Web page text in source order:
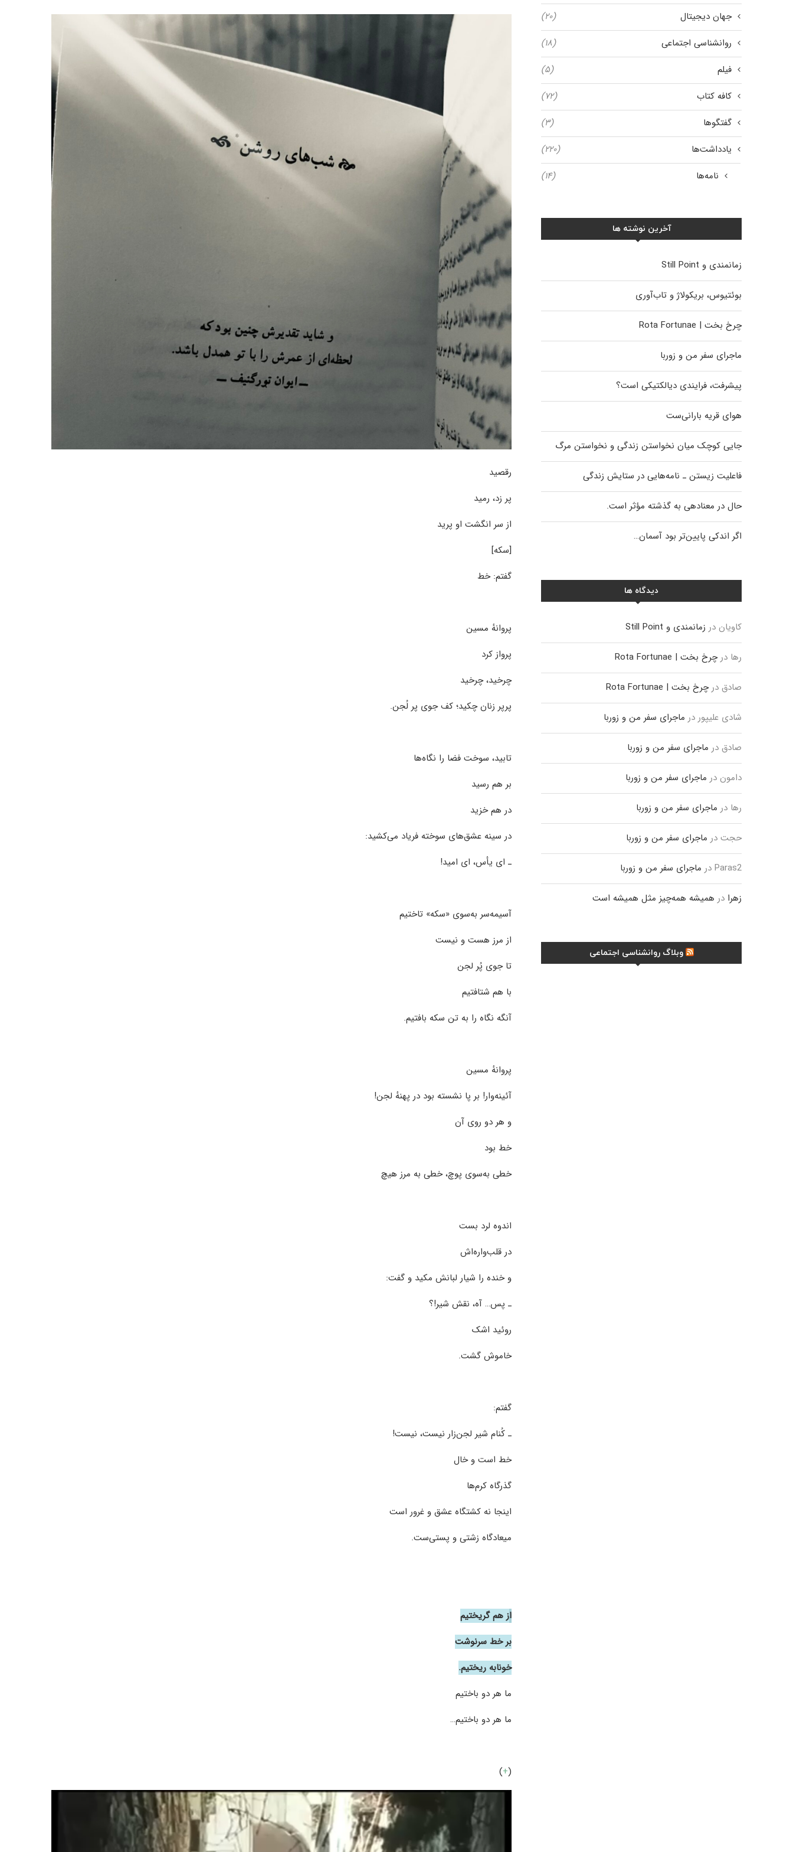
رقصید
پر زد، رمید
از سر انگشت او پرید
[سکه]
گفتم: خط
پروانهٔ مسین
پرواز کرد
چرخید، چرخید
پرپر زنان چکید؛ کف جوی پر لُجن.
تابید، سوخت فضا را نگاه‌ها
بر هم رسید
در هم خزید
در سینه عشق‌های سوخته فریاد می‌کشید:
ـ ای یأس، ای امید!
آسیمه‌سر به‌سوی «سکه» تاختیم
از مرز هست و نیست
تا جوی پُر لجن
با هم شتافتیم
آنگه نگاه را به تن سکه بافتیم.
پروانهٔ مسین
آئینه‌وار! بر پا نشسته بود در پهنهٔ لجن!
و هر دو روی آن
خط بود
خطی به‌سوی پوچ، خطی به مرز هیچ
اندوه لرد بست
در قلب‌واره‌اش
و خنده را شیار لبانش مکید و گفت:
ـ پس… آه، نقش شیر!؟
روئید اشک
خاموش گشت.
گفتم:
ـ کُنام شیر لجن‌زار نیست، نیست!
خط است و خال
گذرگاه کرم‌ها
اینجا نه کشتگاه عشق و غرور است
میعادگاه زشتی و پستی‌ست.
از هم گریختیم
بر خط سرنوشت
خونابه ریختیم.
ما هر دو باختیم
ما هر دو باختیم…
(
+
)
جهان دیجیتال
(۲۰)
روانشناسی اجتماعی
(۱۸)
فیلم
(۵)
کافه کتاب
(۷۲)
گفتگوها
(۳)
یادداشت‌ها
(۲۲۰)
نامه‌ها
(۱۴)
آخرین نوشته ها
زمانمندی و Still Point
بوئتیوس، بریکولاژ و تاب‌آوری
چرخ بخت | Rota Fortunae
ماجرای سفر من و زوربا
پیشرفت، فرایندی دیالکتیکی است؟
هوای قریه بارانی‌ست
جایی کوچک میان نخواستن زندگی و نخواستن مرگ
فاعلیت زیستن ـ نامه‌هایی در ستایش زندگی
حال در معنادهی به گذشته مؤثر است.
اگر اندکی پایین‌تر بود آسمان…
دیدگاه ها
کاویان در زمانمندی و Still Point
رها درچرخ بخت | Rota Fortunae
صادق درچرخ بخت | Rota Fortunae
شادی علیپور در ماجرای سفر من و زوربا
صادق در ماجرای سفر من و زوربا
دامون در ماجرای سفر من و زوربا
رها در ماجرای سفر من و زوربا
حجت در ماجرای سفر من و زوربا
Paras2 در ماجرای سفر من و زوربا
زهرا در همیشه همه‌چیز مثل همیشه است
وبلاگ روانشناسی اجتماعی